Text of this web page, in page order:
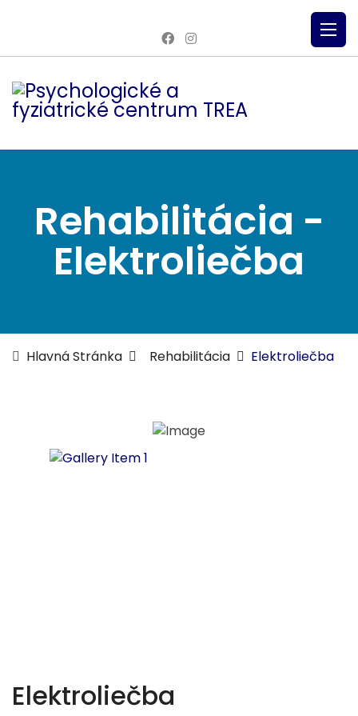
Rehabilitácia -
Elektroliečba
Hlavná Stránka Rehabilitácia Elektroliečba
Elektroliečba